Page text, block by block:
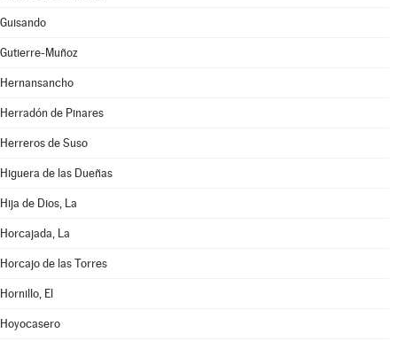
Guisando
Gutierre-Muñoz
Hernansancho
Herradón de Pinares
Herreros de Suso
Higuera de las Dueñas
Hija de Dios, La
Horcajada, La
Horcajo de las Torres
Hornillo, El
Hoyocasero